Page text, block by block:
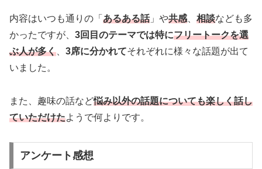
内容はいつも通りの「 あるある話」や共感 相談なども多
かったですが、 3回目のテーマでは特にフリートークを選
ぶ人が多く
3席に分かれてそれぞれに様々な話題が出て
いました。
また、趣味の話など悩み以外の話題についても楽しく話し
ていただけたようで何よりです。
アンケート感想